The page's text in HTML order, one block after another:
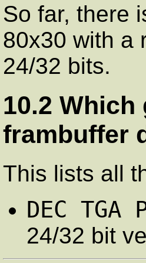
So far, there
80x30 with a
24/32 bits.
10.2
frambuffer
This lists all
DEC TGA
24/32 bit